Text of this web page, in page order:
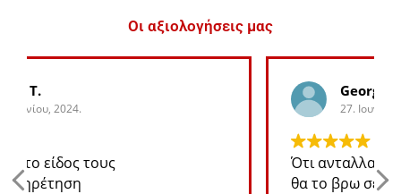
Οι αξιολογήσεις μας
Ότι ανταλλακτικό χρειάζομαι για το jeep
θα το βρω σε καλή τιμή